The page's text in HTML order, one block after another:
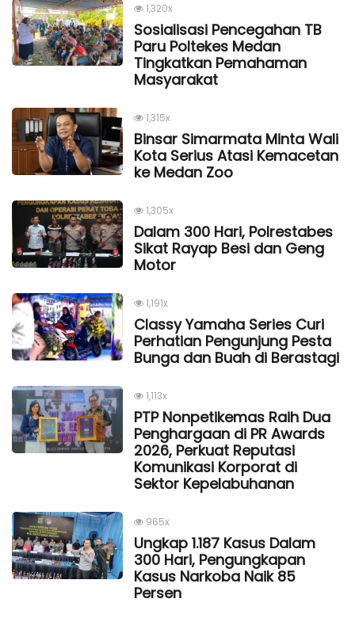
1,320x
Sosialisasi Pencegahan TB
Paru Poltekes Medan
Tingkatkan Pemahaman
Masyarakat
1,315x
Binsar Simarmata Minta Wali
Kota Serius Atasi Kemacetan
ke Medan Zoo
1,305x
Dalam 300 Hari, Polrestabes
Sikat Rayap Besi dan Geng
Motor
1,191x
Classy Yamaha Series Curi
Perhatian Pengunjung Pesta
Bunga dan Buah di Berastagi
1,113x
PTP Nonpetikemas Raih Dua
Penghargaan di PR Awards
2026, Perkuat Reputasi
Komunikasi Korporat di
Sektor Kepelabuhanan
965x
Ungkap 1.187 Kasus Dalam
300 Hari, Pengungkapan
Kasus Narkoba Naik 85
Persen